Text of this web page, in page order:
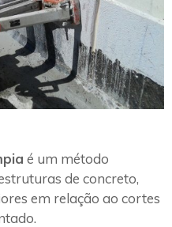
é um método
de concreto,
em relação ao cortes